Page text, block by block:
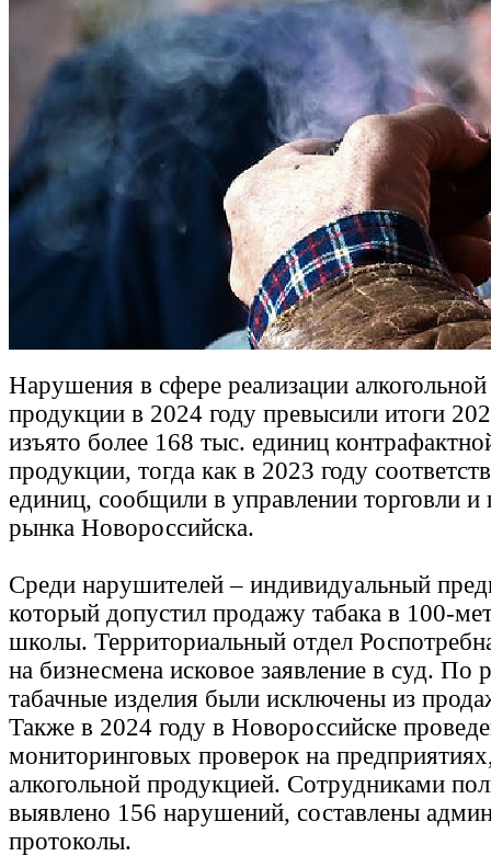
Нарушения в сфере реализации
продукции в 2024 году превысили итоги
изъято более 168 тыс. единиц
продукции, тогда как в 2023 году
единиц, сообщили в управлении торговли и
рынка Новороссийска.
Среди нарушителей – индивидуальный
который допустил продажу табака в 100-
школы. Территориальный отдел
на бизнесмена исковое заявление в суд. По
табачные изделия были исключены из
Также в 2024 году в Новороссийске
мониторинговых проверок на
алкогольной продукцией. Сотрудниками
выявлено 156 нарушений, составлены
протоколы.